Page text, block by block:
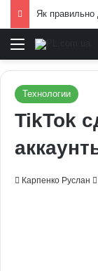
Меню
Технологии
TikTok
Карпенко Руслан